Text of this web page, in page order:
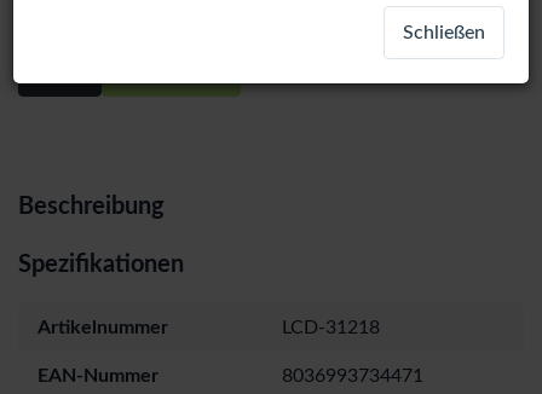
Beschreibung
Spezifikationen
Artikelnummer LCD-31218
EAN-Nummer 8036993734471
Schließen